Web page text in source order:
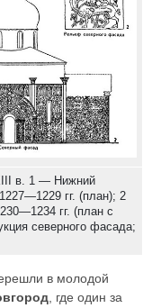
в. 1 — Нижний
гг. (план); 2
гг. (план с
северного фасада;
в молодой
, где один за